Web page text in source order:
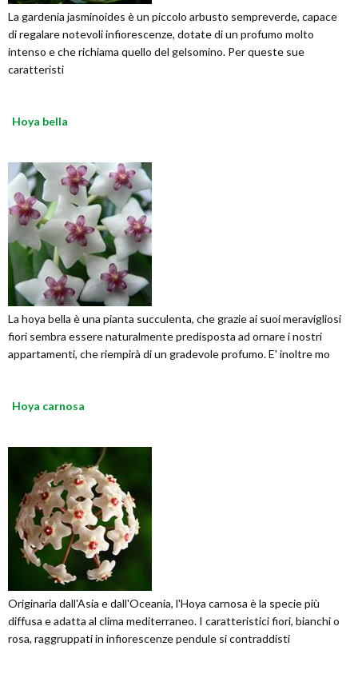
La gardenia jasminoides è un piccolo arbusto sempreverde, capace
di regalare notevoli infiorescenze, dotate di un profumo molto
intenso e che richiama quello del gelsomino. Per queste sue
caratteristi
Hoya bella
La hoya bella è una pianta succulenta, che grazie ai suoi meravigliosi
fiori sembra essere naturalmente predisposta ad ornare i nostri
appartamenti, che riempirà di un gradevole profumo. E' inoltre mo
Hoya carnosa
Originaria dall'Asia e dall'Oceania, l'Hoya carnosa è la specie più
diffusa e adatta al clima mediterraneo. I caratteristici fiori, bianchi o
rosa, raggruppati in infiorescenze pendule si contraddisti